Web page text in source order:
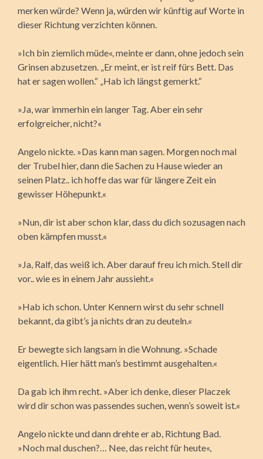
merken würde? Wenn ja, würden wir künftig auf Worte in
dieser Richtung verzichten können.
»Ich bin ziemlich müde«, meinte er dann, ohne jedoch sein
Grinsen abzusetzen. „Er meint, er ist reif fürs Bett. Das
hat er sagen wollen.“ „Hab ich längst gemerkt.“
»Ja, war immerhin ein langer Tag. Aber ein sehr
erfolgreicher, nicht?«
Angelo nickte. »Das kann man sagen. Morgen noch mal
der Trubel hier, dann die Sachen zu Hause wieder an
seinen Platz.. ich hoffe das war für längere Zeit ein
gewisser Höhepunkt.«
»Nun, dir ist aber schon klar, dass du dich sozusagen nach
oben kämpfen musst.«
»Ja, Ralf, das weiß ich. Aber darauf freu ich mich. Stell dir
vor.. wie es in einem Jahr aussieht.«
»Hab ich schon. Unter Kennern wirst du sehr schnell
bekannt, da gibt’s ja nichts dran zu deuteln.«
Er bewegte sich langsam in die Wohnung. »Schade
eigentlich. Hier hätt man’s bestimmt ausgehalten.«
Da gab ich ihm recht. »Aber ich denke, dieser Placzek
wird dir schon was passendes suchen, wenn’s soweit ist.«
Angelo nickte und dann drehte er ab, Richtung Bad.
»Noch mal duschen?… Nee, das reicht für heute«,